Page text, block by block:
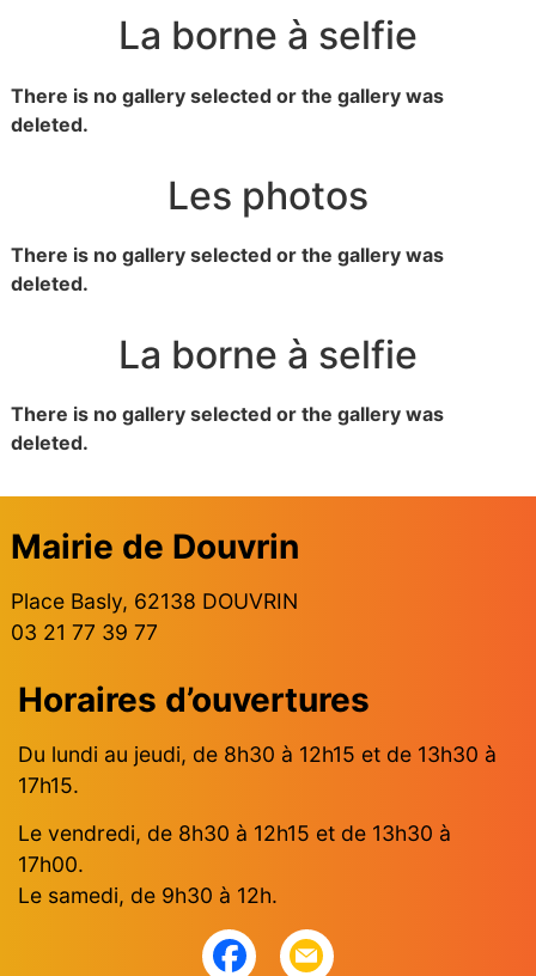
La borne à selfie
There is no gallery selected or the gallery was
deleted.
Les photos
There is no gallery selected or the gallery was
deleted.
La borne à selfie
There is no gallery selected or the gallery was
deleted.
Mairie de Douvrin
Place Basly, 62138 DOUVRIN
03 21 77 39 77
Horaires d’ouvertures
Du lundi au jeudi, de 8h30 à 12h15 et de 13h30 à
17h15.
Le vendredi, de 8h30 à 12h15 et de 13h30 à
17h00.
Le samedi, de 9h30 à 12h.